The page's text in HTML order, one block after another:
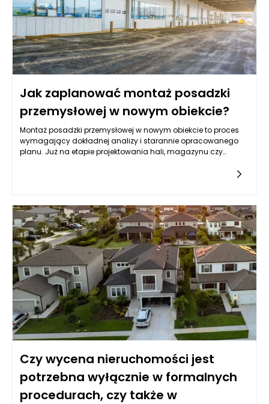
międzynarodowymi normami epidemiologicznymi.
Jak zaplanować montaż posadzki
przemysłowej w nowym obiekcie?
Montaż posadzki przemysłowej w nowym obiekcie to proces
wymagający dokładnej analizy i starannie opracowanego
planu. Już na etapie projektowania hali, magazynu czy
konstrukcji oraz bezpieczeństwo pracowników. Posadzki
przemysłowe betonowe, żywiczne, epoksydowe czy
poliuretanowe różnią się parametrami, dlatego tak ważne jest
dopasowanie rozwiązania do specyfiki działalności.
Odpowiednia strategia montażu pozwala uniknąć błędów
wykonawczych, a tym samym ogranicza ryzyko kosztownych
napraw w przyszłości.
Czy wycena nieruchomości jest
potrzebna wyłącznie w formalnych
procedurach, czy także w